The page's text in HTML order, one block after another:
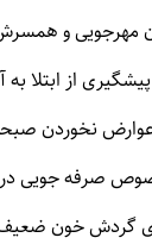
مهرجویی و
از ابتلا به
نخوردن
صرفه جویی
گردش خون